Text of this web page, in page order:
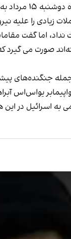
آمریکایی
زیادی را علیه
نداد، اما گفت
صورت می گیرد
جمله جنگنده‌های
به اسرائیل در